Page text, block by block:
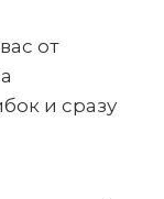
от
и сразу